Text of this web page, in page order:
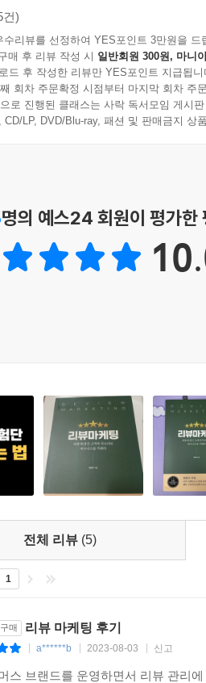
집
용한 리뷰 미션
터즈 경험의 연결
펴보는 서포터즈 개선점
리뷰 마케팅 운영 체크리스트
지침의 개요
적 이해관계를 공개하는 방법
건)
수리뷰를 선정하여 YES포인트 3만원을 드
매 후 리뷰 작성 시 일반회원 300원, 마니
드 후 작성한 리뷰만 YES포인트 지급됩니
회차 주문확정 시점부터 마지막 회차 주
로 진행된 클래스는 사락 독서모임 게시
CD/LP, DVD/Blu-ray, 패션 및 판매금지 상
명의 예스24 회원이 평가한
전체 리뷰 (5)
1
구매 리뷰 마케팅 후기
a******b 2023-08-03 신고
스 브랜드를 운영하면서 리뷰 관리